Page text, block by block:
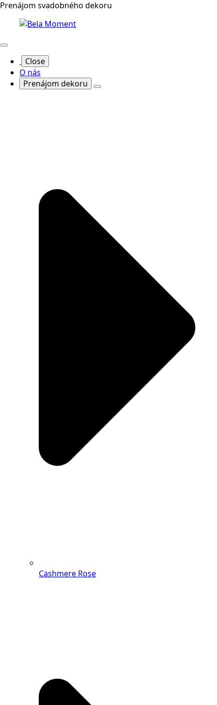
Prenájom svadobného dekoru
Close
O nás
Prenájom dekoru
Cashmere Rose